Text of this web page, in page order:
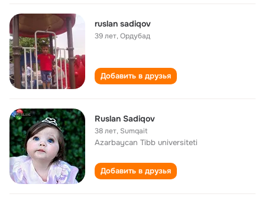
ruslan sadiqov
39 лет,Ордубад
Добавить в друзья
Ruslan Sadiqov
38 лет, Sumqait
Azarbaycan Tibb universiteti
Добавить в друзья